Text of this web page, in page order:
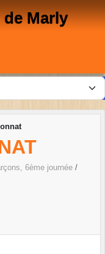
Marly
6ème journée /